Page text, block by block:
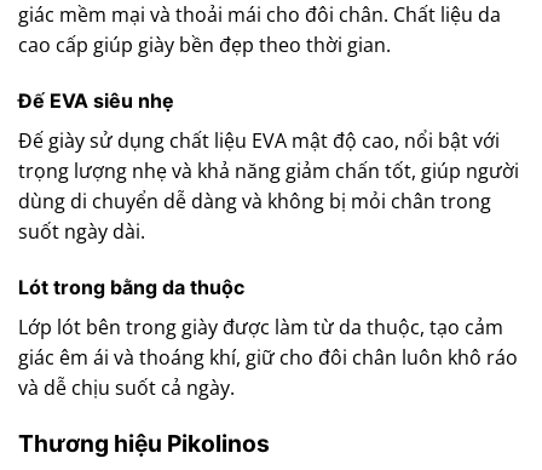
giác mềm mại và thoải mái cho đôi chân. Chất liệu da
cao cấp giúp giày bền đẹp theo thời gian.
Đế EVA siêu nhẹ
Đế giày sử dụng chất liệu EVA mật độ cao, nổi bật với
trọng lượng nhẹ và khả năng giảm chấn tốt, giúp người
dùng di chuyển dễ dàng và không bị mỏi chân trong
suốt ngày dài.
Lót trong bằng da thuộc
Lớp lót bên trong giày được làm từ da thuộc, tạo cảm
giác êm ái và thoáng khí, giữ cho đôi chân luôn khô ráo
và dễ chịu suốt cả ngày.
Thương hiệu Pikolinos